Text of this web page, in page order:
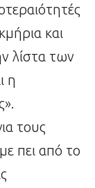
και
λίστα των
η
τους
πει από το